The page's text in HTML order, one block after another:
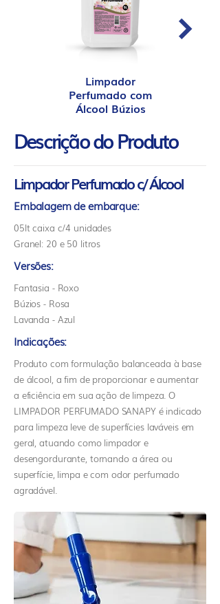
Limpador
Perfumado com
Álcool Búzios
Descrição do Produto
Limpador Perfumado c/ Álcool
Embalagem de embarque:
05lt caixa c/4 unidades
Granel: 20 e 50 litros
Versões:
Fantasia - Roxo
Búzios - Rosa
Lavanda - Azul
Indicações:
Produto com formulação balanceada à base
de álcool, a fim de proporcionar e aumentar
a eficiência em sua ação de limpeza. O
LIMPADOR PERFUMADO SANAPY é indicado
para limpeza leve de superfícies laváveis em
geral, atuando como limpador e
desengordurante, tornando a área ou
superfície, limpa e com odor perfumado
agradável.